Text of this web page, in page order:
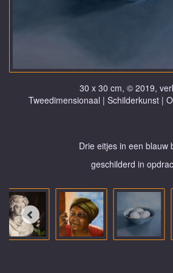
30 x 30 cm, © 2019,
Tweedimensionaal | Schilderkunst |
Drie eitjes in een blauw
geschilderd in